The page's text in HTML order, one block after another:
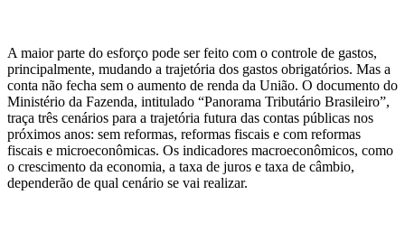
A maior parte do esforço pode ser feito com o controle de gastos,
principalmente, mudando a trajetória dos gastos obrigatórios. Mas a
conta não fecha sem o aumento de renda da União. O documento do
Ministério da Fazenda, intitulado “Panorama Tributário Brasileiro”,
traça três cenários para a trajetória futura das contas públicas nos
próximos anos: sem reformas, reformas fiscais e com reformas
fiscais e microeconômicas. Os indicadores macroeconômicos, como
o crescimento da economia, a taxa de juros e taxa de câmbio,
dependerão de qual cenário se vai realizar.